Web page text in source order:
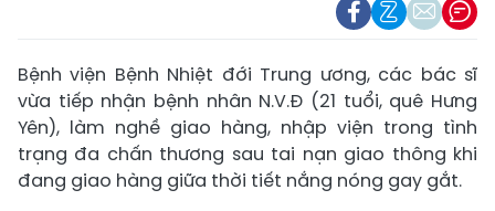
Bệnh viện Bệnh Nhiệt đới Trung ương, các bác sĩ
vừa tiếp nhận bệnh nhân N.V.Đ (21 tuổi, quê Hưng
Yên), làm nghề giao hàng, nhập viện trong tình
trạng đa chấn thương sau tai nạn giao thông khi
đang giao hàng giữa thời tiết nắng nóng gay gắt.